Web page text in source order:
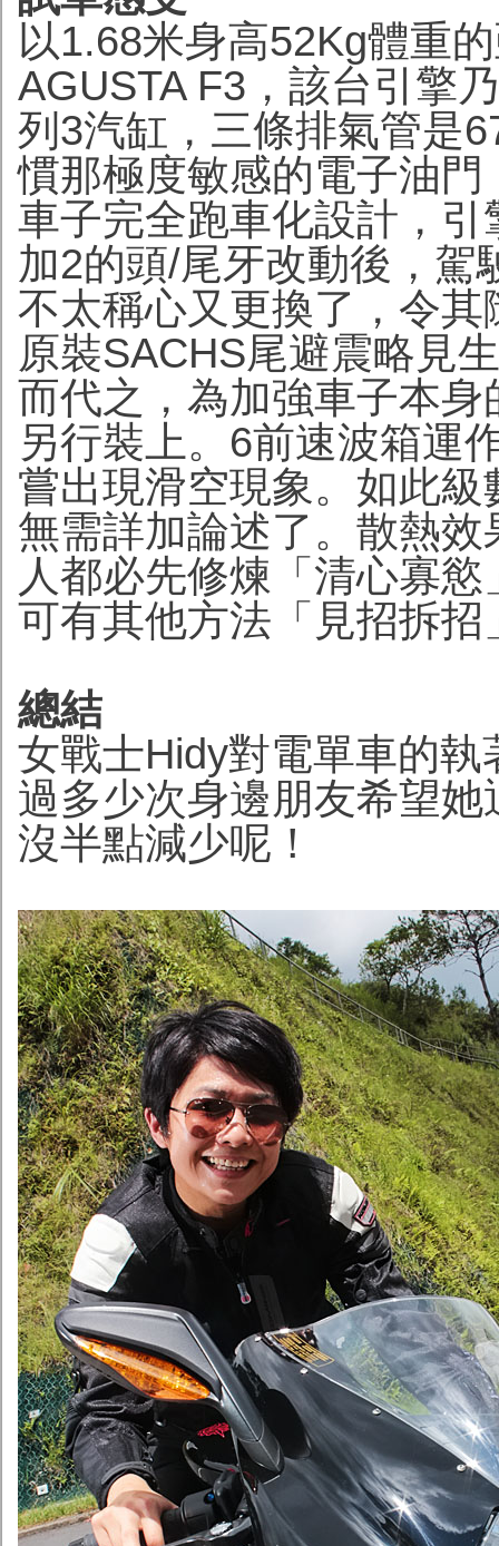
以1.68米身高52Kg體重
AGUSTA F3，該台引擎
列3汽缸，三條排氣管是
慣那極度敏感的電子油
車子完全跑車化設計，
加2的頭/尾牙改動後，駕
不太稱心又更換了，令
原裝SACHS尾避震略見
而代之，為加強車子本
另行裝上。6前速波箱運
嘗出現滑空現象。如此
無需詳加論述了。散熱
人都必先修煉「清心寡
可有其他方法「見招拆
總結
女戰士Hidy對電單車的
過多少次身邊朋友希望
沒半點減少呢！